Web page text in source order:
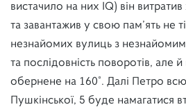
вистачило на них IQ) він
та завантажив у свою пам’ять не
незнайомих вулиць з
та послідовність поворотів, але
обернене на 160˚. Далі Петро
Пушкінської, 5 буде намагатися